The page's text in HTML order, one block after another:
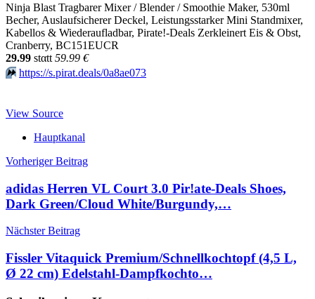
Ninja Blast Tragbarer Mixer / Blender / Smoothie Maker, 530ml
Becher, Auslaufsicherer Deckel, Leistungsstarker Mini Standmixer,
Kabellos & Wiederaufladbar, Pirate!-Deals Zerkleinert Eis & Obst,
Cranberry, BC151EUCR
29.99 stαtt 59.99 €
⏩️ https://s.pirat.deals/0a8ae073
View Source
Hauptkanal
Beitragsnavigation
Vorheriger Beitrag
adidas Herren VL Court 3.0 Pir!ate-Deals Shoes,
Dark Green/Cloud White/Burgundy,…
Nächster Beitrag
Fissler Vitaquick Premium/Schnellkochtopf (4,5 L,
Ø 22 cm) Edelstahl-Dampfkochto…